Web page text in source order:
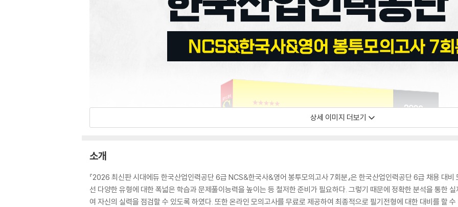
상세 이미지 더보기
소개
『2026 최신판 시대에듀 한국산업인력공단 6급 NCS&한국사&영어 봉투모의고사 7회분』은 한국산업인력공단 6급 채용 대
선 다양한 유형에 대한 폭넓은 학습과 문제풀이능력을 높이는 등 철저한 준비가 필요하다. 그렇기 때문에 정확한 분석을 통한
여 자신의 실력을 점검할 수 있도록 하였다. 또한 온라인 모의고사를 무료로 제공하여 최종적으로 필기전형에 대한 대비를 할